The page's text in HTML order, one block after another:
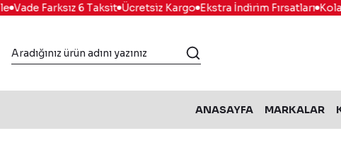
Vade Farksız 6 Taksit Ücretsiz Kargo Ekstra İndirim Fırsatları Kolay
ANASAYFA MARKALAR